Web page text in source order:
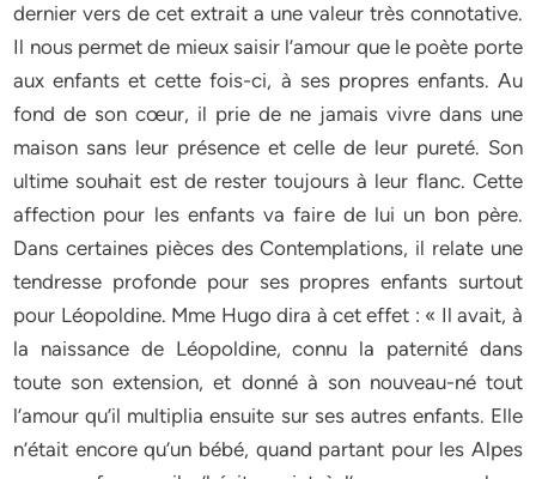
dernier vers de cet extrait a une valeur très connotative.
Il nous permet de mieux saisir l’amour que le poète porte
aux enfants et cette fois-ci, à ses propres enfants. Au
fond de son cœur, il prie de ne jamais vivre dans une
maison sans leur présence et celle de leur pureté. Son
ultime souhait est de rester toujours à leur flanc. Cette
affection pour les enfants va faire de lui un bon père.
Dans certaines pièces des Contemplations, il relate une
tendresse profonde pour ses propres enfants surtout
pour Léopoldine. Mme Hugo dira à cet effet : « Il avait, à
la naissance de Léopoldine, connu la paternité dans
toute son extension, et donné à son nouveau-né tout
l’amour qu’il multiplia ensuite sur ses autres enfants. Elle
n’était encore qu’un bébé, quand partant pour les Alpes